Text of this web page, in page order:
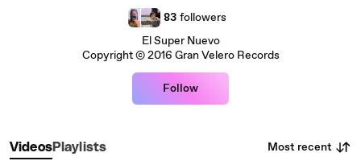
83 followers
El Super Nuevo
Copyright © 2016 Gran Velero Records
Follow
VideosPlaylists Most recent